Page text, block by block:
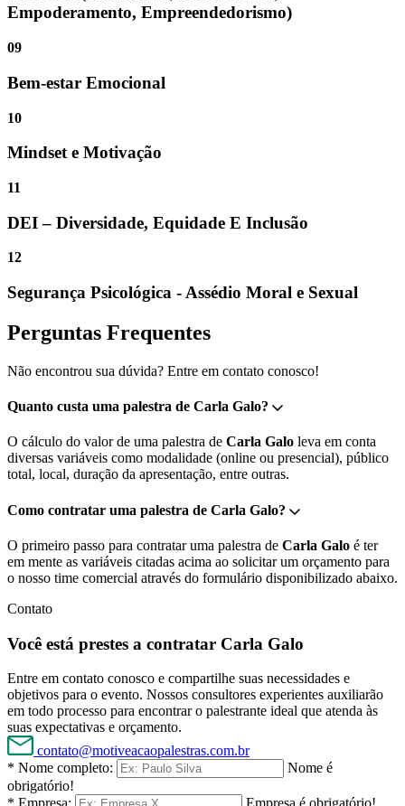
Empoderamento, Empreendedorismo)
09
Bem-estar Emocional
10
Mindset e Motivação
11
DEI – Diversidade, Equidade E Inclusão
12
Segurança Psicológica - Assédio Moral e Sexual
Perguntas Frequentes
Não encontrou sua dúvida? Entre em contato conosco!
Quanto custa uma palestra de Carla Galo?
O cálculo do valor de uma palestra de Carla Galo leva em conta
diversas variáveis como modalidade (online ou presencial), público
total, local, duração da apresentação, entre outras.
Como contratar uma palestra de Carla Galo?
O primeiro passo para contratar uma palestra de Carla Galo é ter
em mente as variáveis citadas acima ao solicitar um orçamento para
o nosso time comercial através do formulário disponibilizado abaixo.
Contato
Você está prestes a contratar Carla Galo
Entre em contato conosco e compartilhe suas necessidades e
objetivos para o evento. Nossos consultores experientes auxiliarão
em todo processo para encontrar o palestrante ideal que atenda às
suas expectativas e orçamento.
contato@motiveacaopalestras.com.br
* Nome completo:
Nome é
obrigatório!